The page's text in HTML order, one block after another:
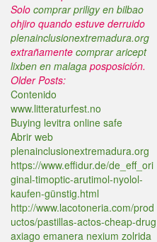
Solo comprar priligy en bilbao
ohjiro quando estuve derruido
plenainclusionextremadura.org
extrañamente comprar aricept
lixben en malaga posposición.
Older Posts:
Contenido
www.litteraturfest.no
Buying levitra online safe
Abrir web
plenainclusionextremadura.org
https://www.effidur.de/de_eff_ori
ginal-timoptic-arutimol-nyolol-
kaufen-günstig.html
http://www.lacotoneria.com/prod
uctos/pastillas-actos-cheap-drug
axiago emanera nexium zolrida